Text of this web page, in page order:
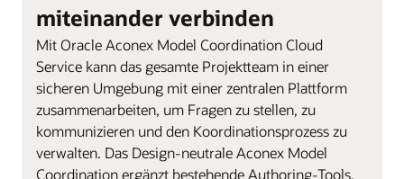
miteinander verbinden
Mit Oracle Aconex Model Coordination Cloud
Service kann das gesamte Projektteam in einer
sicheren Umgebung mit einer zentralen Plattform
zusammenarbeiten, um Fragen zu stellen, zu
kommunizieren und den Koordinationsprozess zu
verwalten. Das Design-neutrale Aconex Model
Coordination ergänzt bestehende Authoring-Tools.